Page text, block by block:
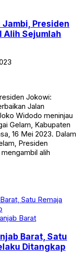
Presiden
Alih Sejumlah
Jokowi:
Jalan
Widodo meninjau
Gelam, Kabupaten
16 Mei 2023. Dalam
Presiden
alih
Barat
Barat, Satu
Ditangkap